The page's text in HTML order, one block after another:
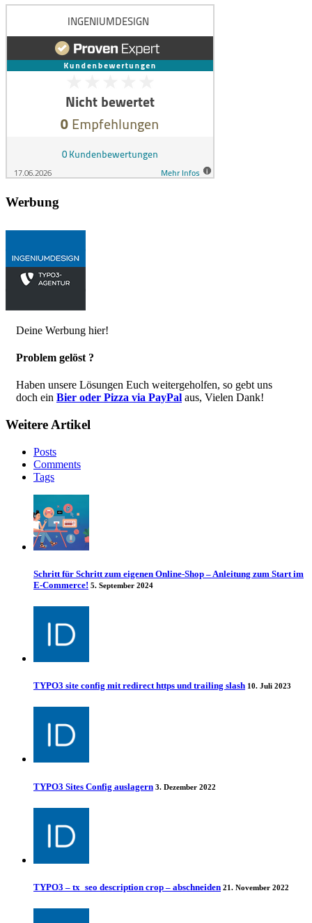
Werbung
Deine Werbung hier!
Problem gelöst ?
Haben unsere Lösungen Euch weitergeholfen, so gebt uns
doch ein Bier oder Pizza via PayPal aus, Vielen Dank!
Weitere Artikel
Posts
Comments
Tags
Schritt für Schritt zum eigenen Online-Shop – Anleitung zum Start im
E-Commerce! 5. September 2024
TYPO3 site config mit redirect https und trailing slash 10. Juli 2023
TYPO3 Sites Config auslagern 3. Dezember 2022
TYPO3 – tx_seo description crop – abschneiden 21. November 2022